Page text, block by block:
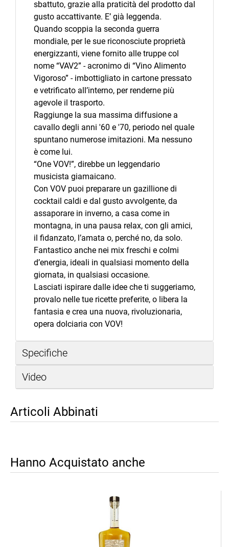
sbattuto, grazie alla praticità del prodotto dal
gusto accattivante. E’ già leggenda.
Quando scoppia la seconda guerra
mondiale, per le sue riconosciute proprietà
energizzanti, viene fornito alle truppe col
nome “VAV2” - acronimo di “Vino Alimento
Vigoroso” - imbottigliato in cartone pressato
e vetrificato all’interno, per renderne più
agevole il trasporto.
Raggiunge la sua massima diffusione a
cavallo degli anni '60 e '70, periodo nel quale
spuntano numerose imitazioni. Ma nessuno
è come lui.
“One VOV!”, direbbe un leggendario
musicista giamaicano.
Con VOV puoi preparare un gazillione di
cocktail caldi e dal gusto avvolgente, da
assaporare in inverno, a casa come in
montagna, in una pausa relax, con gli amici,
il fidanzato, l’amata o, perché no, da solo.
Fantastico anche nei mix freschi e colmi
d’energia, ideali in qualsiasi momento della
giornata, in qualsiasi occasione.
Lasciati ispirare dalle idee che ti suggeriamo,
provalo nelle tue ricette preferite, o libera la
fantasia e crea una nuova, rivoluzionaria,
opera dolciaria con VOV!
Specifiche
Video
Articoli Abbinati
Hanno Acquistato anche